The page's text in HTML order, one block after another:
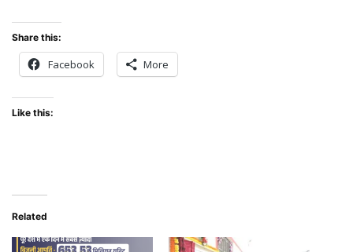
Share this:
Facebook More
Like this:
Related